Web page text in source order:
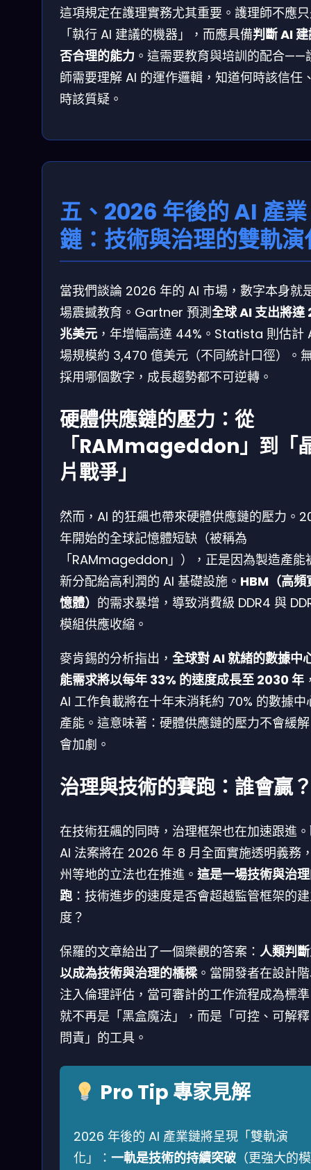
這項規定在護理實務尤其重要。護理師不應
「執行 AI 建議的機器」，而應具備判斷 AI
否合理的能力 。這需要教育與培訓的配合——
師需要理解 AI 的運作邏輯，知道何時該信任
時該質疑。
五、2026 年後的 AI 產業
鏈：技術與治理的雙軌演
當我們談論 2026 年的 AI 市場，數字本身就
場震撼教育。Gartner 預測全球 AI 支出將達
兆美元 ，年增幅高達 44%。Statista 則估計
場規模約 3,470 億美元（不同統計口徑）。
採用哪個數字，成長趨勢都不可逆轉。
硬體供應鏈的壓力：從
「RAMmageddon」到「
片戰爭」
然而，AI 的狂飆也帶來硬體供應鏈的壓力。
年開始的全球記憶體短缺（被稱為
「RAMmageddon」），正是因為製造產能
新分配給高利潤的 AI 基礎設施。 HBM（高頻
憶體） 的需求暴增，導致消費級 DDR4 與
模組供應收縮。
麥肯錫的分析指出， 全球對 AI 就緒的數據中
能需求將以每年 33% 的速度成長至 2030 年
AI 工作負載將在十年末消耗約 70% 的數據中
產能。這意味著：硬體供應鏈的壓力不會緩
會加劇。
治理與技術的賽跑：誰會贏
在技術狂飆的同時，治理框架也在加速跟進
AI 法案將在 2026 年 8 月全面實施透明義務
州等地的立法也在推進。 這是一場技術與治
跑 ：技術進步的速度是否會超越監管框架的
度？
保羅的文章給出了一個樂觀的答案： 人類判
以成為技術與治理的橋樑 。當開發者在設計
注入倫理評估，當可審計的工作流程成為標
就不再是「黑盒魔法」，而是「可控、可解
問責」的工具。
Pro Tip 專家見解
2026 年後的 AI 產業鏈將呈現「雙軌演
化」： 一軌是技術的持續突破 （更強大的模